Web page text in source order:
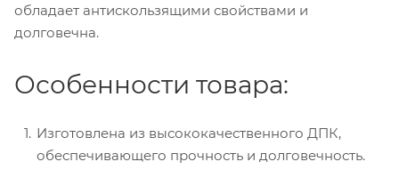
обладает антискользящими свойствами и
долговечна.
Особенности товара:
Изготовлена из высококачественного ДПК,
обеспечивающего прочность и долговечность.